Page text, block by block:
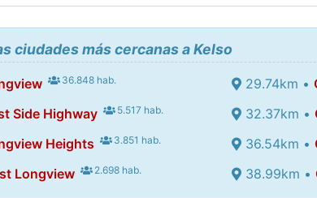
ciudades más cercanas a Kelso
36.848 hab.
Side Highway 5.517 hab.
Heights 3.851 hab.
Longview 2.698 hab.
29.74km •
32.37km •
36.54km •
38.99km •